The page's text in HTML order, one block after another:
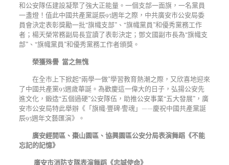
和公安隊伍建設凝聚了強大正能量。一個支部一面旗，一名黨員
一盞燈！值此中國共產黨誕辰95週年之際，中共廣安市公安局委
員會決定表彰獎勵一批“旗幟支部”、 “旗幟黨員”和優秀黨務工作
者；楊天榮常務副局長宣讀了表彰決定；鄧文國副市長為“旗幟支
部”、 “旗幟黨員”和優秀黨務工作者頒獎。
榮獲殊譽 當之無愧
在全市上下掀起“兩學一做”學習教育熱潮之際，又欣喜地迎來
了中國共產黨95週歲華誕。為歡慶這一偉大的日子，弘揚公安先
進文化，鍛造“五個過硬”公安隊伍，助推公安事業“五大發展”，廣
安市公安局特此舉辦《「旗幟·豐碑·警魂」——慶祝中國共產黨誕
辰95週年文藝匯演》。
廣安經開區、棗山園區、協興園區公安分局表演舞蹈《不能
忘記的記憶》
廣安市消防支隊表演舞蹈《忠誠使命》